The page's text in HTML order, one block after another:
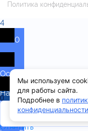
Политика
4
0
Оставьте
комментарий!
Напишите,
что
думаете
по
()
Ответить
Мы используем
для работы сайта.
Подробнее в
конфиденциальности